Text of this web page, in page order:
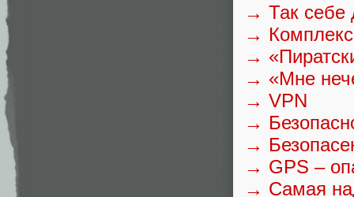
→ Так себе
→
→
→ «Мне
→ VPN
→
→
→ GPS –
→ Самая